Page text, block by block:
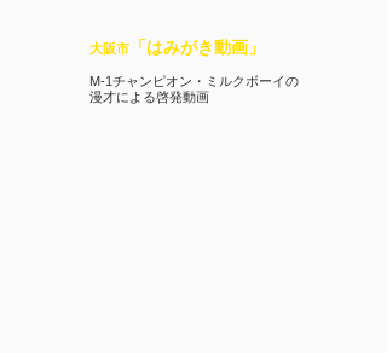
大阪市 「はみがき動画」
M-1チャンピオン・ミルクボーイの
漫才による啓発動画